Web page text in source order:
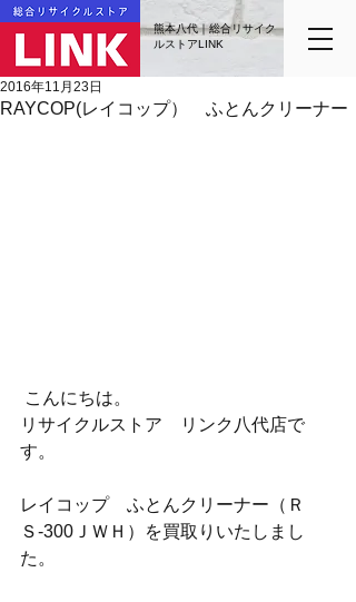
熊本八代｜総合リサイク
ルストアLINK
RAYCOP(レイコップ） ふとんクリーナー
2016年11月23日
こんにちは。
リサイクルストア　リンク八代店で
す。
レイコップ　ふとんクリーナー（Ｒ
Ｓ-300ＪＷＨ）を買取りいたしまし
た。